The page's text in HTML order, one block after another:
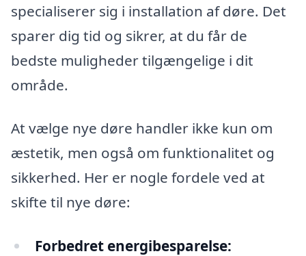
specialiserer sig i installation af døre. Det
sparer dig tid og sikrer, at du får de
bedste muligheder tilgængelige i dit
område.
At vælge nye døre handler ikke kun om
æstetik, men også om funktionalitet og
sikkerhed. Her er nogle fordele ved at
skifte til nye døre:
Forbedret energibesparelse: